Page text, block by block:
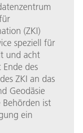
(ZKI)
speziell für
und acht
des
ZKI an das
Geodäsie
Behörden ist
ein